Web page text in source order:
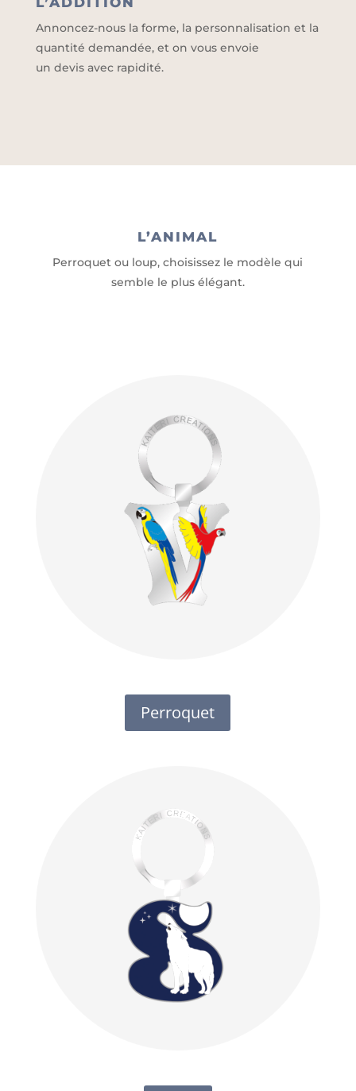
Annoncez-nous la forme, la personnalisation et la
quantité demandée, et on vous envoie
un devis avec rapidité.
L’ANIMAL
Perroquet ou loup, choisissez le modèle qui
semble le plus élégant.
Perroquet